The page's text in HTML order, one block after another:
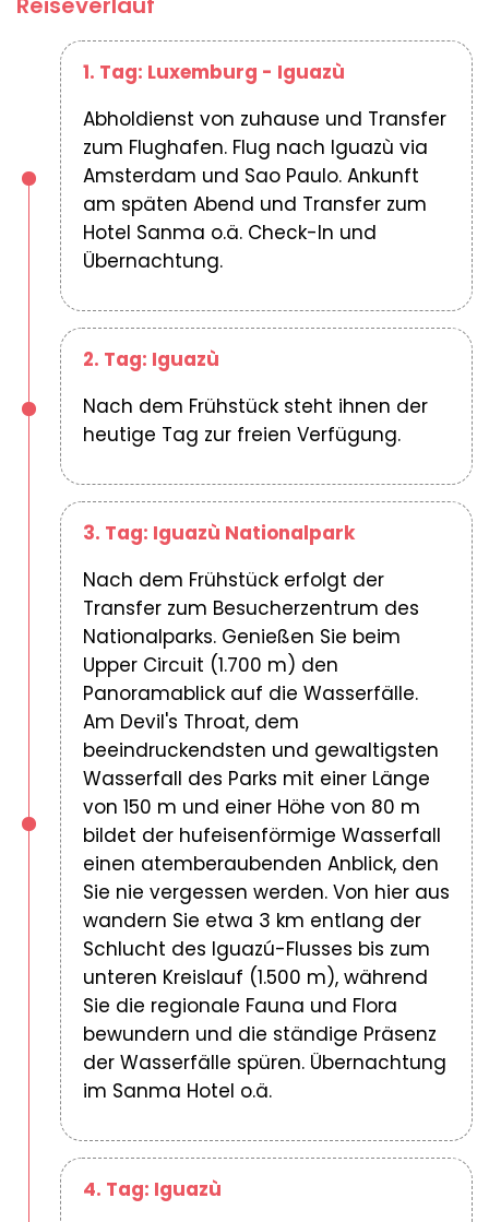
1. Tag: Luxemburg - Iguazù
Abholdienst von zuhause und Transfer
zum Flughafen. Flug nach Iguazù via
Amsterdam und Sao Paulo. Ankunft
am späten Abend und Transfer zum
Hotel Sanma o.ä. Check-In und
Übernachtung.
2. Tag: Iguazù
Nach dem Frühstück steht ihnen der
heutige Tag zur freien Verfügung.
3. Tag: Iguazù Nationalpark
Nach dem Frühstück erfolgt der
Transfer zum Besucherzentrum des
Nationalparks. Genießen Sie beim
Upper Circuit (1.700 m) den
Panoramablick auf die Wasserfälle.
Am Devil's Throat, dem
beeindruckendsten und gewaltigsten
Wasserfall des Parks mit einer Länge
von 150 m und einer Höhe von 80 m
bildet der hufeisenförmige Wasserfall
einen atemberaubenden Anblick, den
Sie nie vergessen werden. Von hier aus
wandern Sie etwa 3 km entlang der
Schlucht des Iguazú-Flusses bis zum
unteren Kreislauf (1.500 m), während
Sie die regionale Fauna und Flora
bewundern und die ständige Präsenz
der Wasserfälle spüren. Übernachtung
im Sanma Hotel o.ä.
4. Tag: Iguazù